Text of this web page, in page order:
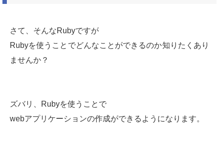
さて、そんなRubyですが
Rubyを使うことでどんなことができるのか知りたくあり
ませんか？
ズバリ、Rubyを使うことで
webアプリケーションの作成ができるようになります。